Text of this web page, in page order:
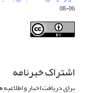
06-08
اشتراک خبرنامه
برای دریافت اخبار و